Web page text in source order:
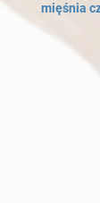
mięśnia